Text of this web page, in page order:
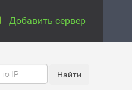
Добавить сервер